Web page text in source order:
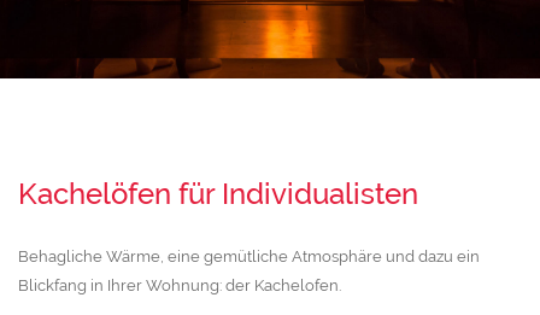
Kachelöfen für Individualisten
Behagliche Wärme, eine gemütliche Atmosphäre und dazu ein
Blickfang in Ihrer Wohnung: der Kachelofen.